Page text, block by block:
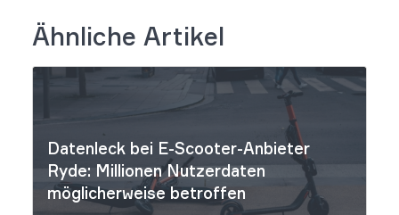
Ähnliche Artikel
Datenleck bei E-Scooter-Anbieter
Ryde: Millionen Nutzerdaten
möglicherweise betroffen